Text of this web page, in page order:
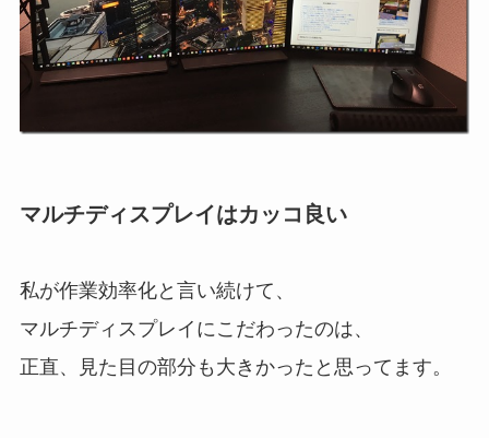
マルチディスプレイはカッコ良い
私が作業効率化と言い続けて、
マルチディスプレイにこだわったのは、
正直、見た目の部分も大きかったと思ってます。